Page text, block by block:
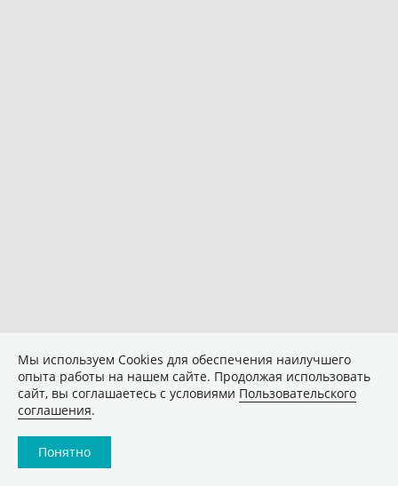
Мы используем Сookies для обеспечения наилучшего
опыта работы на нашем сайте. Продолжая использовать
сайт, вы соглашаетесь с условиями Пользовательского
соглашения.
Понятно